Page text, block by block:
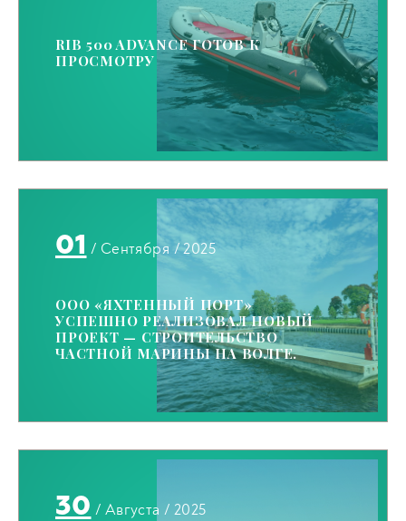
RIB 500 ADVANCE ГОТОВ К
ПРОСМОТРУ
01 / Сентября / 2025
ООО «ЯХТЕННЫЙ ПОРТ»
УСПЕШНО РЕАЛИЗОВАЛ НОВЫЙ
ПРОЕКТ — СТРОИТЕЛЬСТВО
ЧАСТНОЙ МАРИНЫ НА ВОЛГЕ.
30 / Августа / 2025